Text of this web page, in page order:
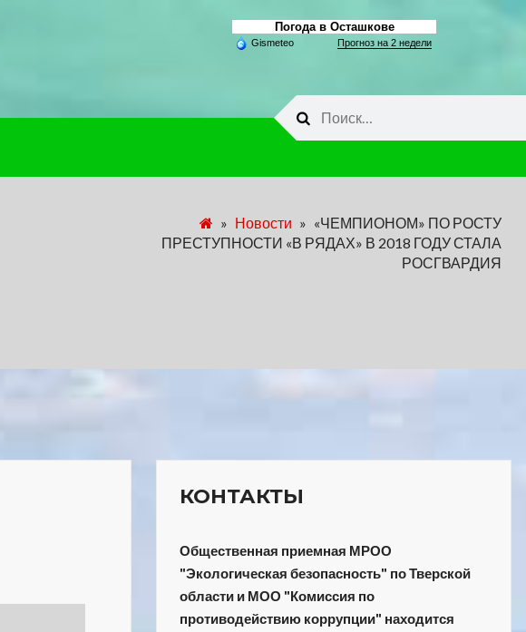
Погода в Осташкове
Gismeteo Прогноз на 2 недели
» Новости » «ЧЕМПИОНОМ» ПО РОСТУ
ПРЕСТУПНОСТИ «В РЯДАХ» В 2018 ГОДУ СТАЛА
РОСГВАРДИЯ
КОНТАКТЫ
Общественная приемная МРОО
"Экологическая безопасность" по Тверской
области и МОО "Комиссия по
противодействию коррупции" находится